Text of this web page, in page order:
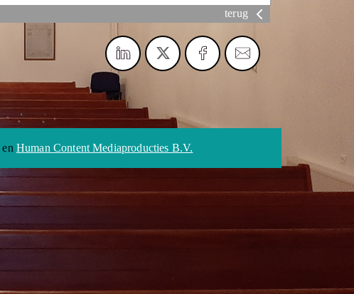
terug
en Human Content Mediaproducties B.V.